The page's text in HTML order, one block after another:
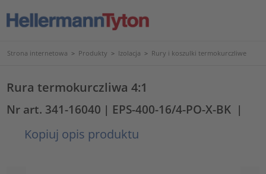
Strona internetowa > Produkty > Izolacja > Rury i koszulki termokurczliwe
Rura termokurczliwa 4:1
Nr art. 341-16040 | EPS-400-16/4-PO-X-BK |
Kopiuj opis produktu